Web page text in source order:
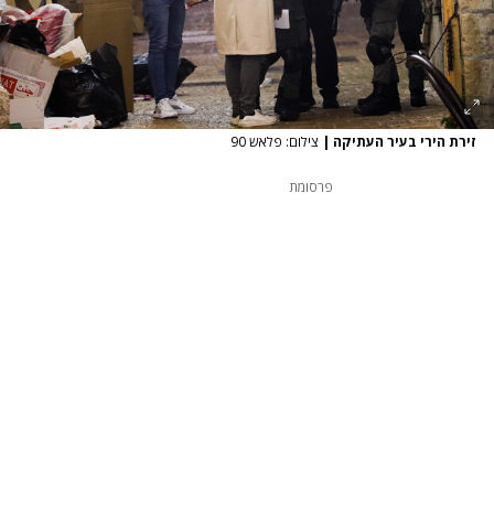
זירת הירי בעיר העתיקה | צילום: פלאש 90
פרסומת